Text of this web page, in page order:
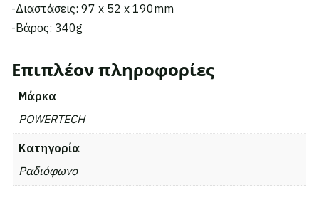
-Διαστάσεις: 97 x 52 x 190mm
-Βάρος: 340g
Επιπλέον πληροφορίες
Μάρκα
POWERTECH
Κατηγορία
Ραδιόφωνο